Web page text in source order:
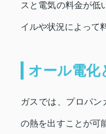
スと電気の料金が低
イルや状況によって
オール電化
ガスでは、プロパ
の熱を出すことが可